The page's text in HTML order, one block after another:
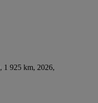
, 1 925 km, 2026,